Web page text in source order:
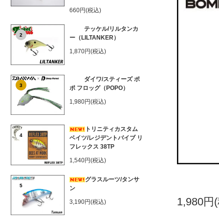
660円(税込)
2
テッケル/リルタンカ
ー（LILTANKER）
1,870円(税込)
3
ダイワ/スティーズ ポ
ポ フロッグ（POPO）
1,980円(税込)
4
トリニティカスタム
ベイツ/レジデントバイブ リ
フレックス 38TP
1,540円(税込)
5
グラスルーツ/タンサ
ン
3,190円(税込)
1,980円